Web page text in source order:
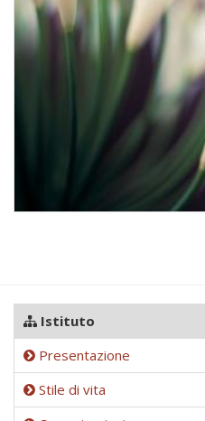
Istituto
Presentazione
Stile di vita